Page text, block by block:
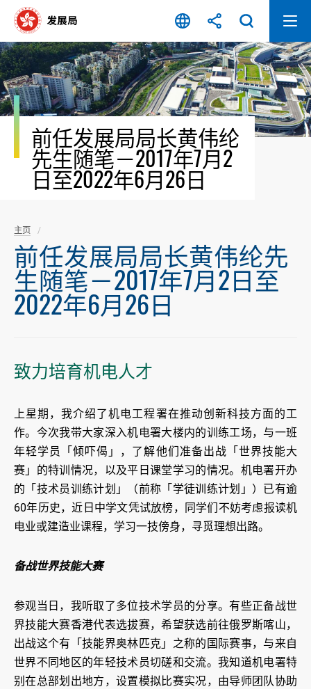
容
开
始
前任发展局局长黄伟纶
先生随笔－2017年7月2
日至2022年6月26日
主页
前任发展局局长黄伟纶先
生随笔－2017年7月2日至
2022年6月26日
致力培育机电人才
上星期，我介绍了机电工程署在推动创新科技方面的工
作。今次我带大家深入机电署大楼内的训练工场，与一班
年轻学员「倾吓偈」，了解他们准备出战「世界技能大
赛」的特训情况，以及平日课堂学习的情况。机电署开办
的「技术员训练计划」（前称「学徒训练计划」）已有逾
60年历史，近日中学文凭试放榜，同学们不妨考虑报读机
电业或建造业课程，学习一技傍身，寻觅理想出路。
备战世界技能大赛
参观当日，我听取了多位技术学员的分享。有些正备战世
界技能大赛香港代表选拔赛，希望获选前往俄罗斯喀山，
出战这个有「技能界奥林匹克」之称的国际赛事，与来自
世界不同地区的年轻技术员切磋和交流。我知道机电署特
别在总部划出地方，设置模拟比赛实况，由导师团队协助